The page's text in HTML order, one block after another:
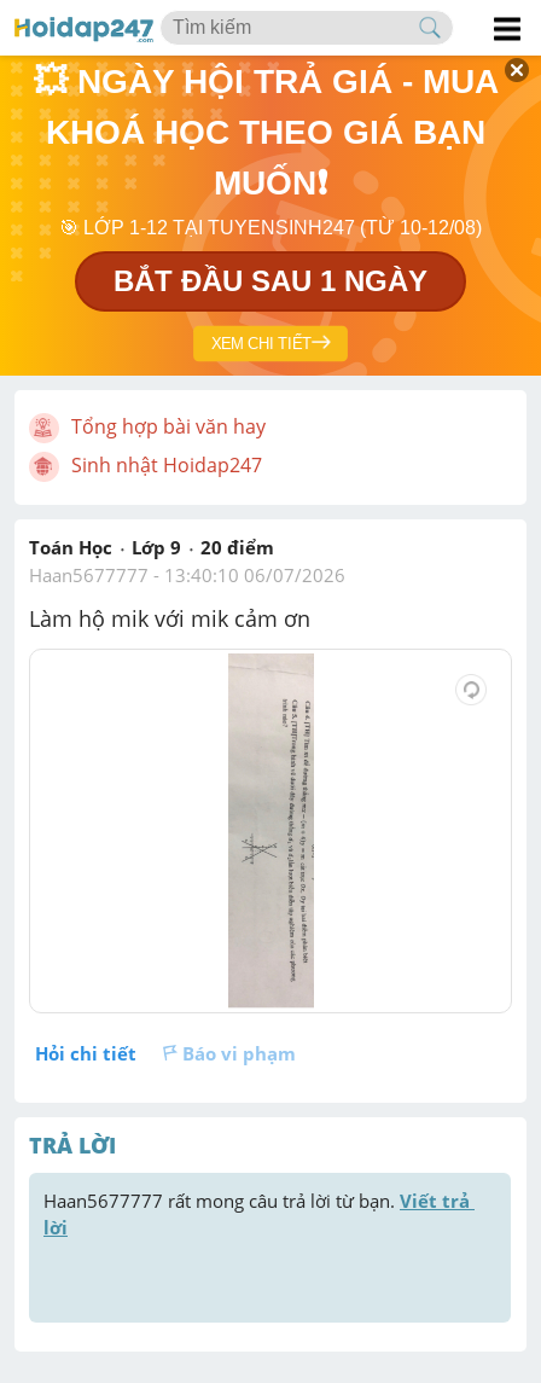
💥 NGÀY HỘI TRẢ GIÁ - MUA
KHOÁ HỌC THEO GIÁ BẠN
MUỐN❗
🎯 LỚP 1-12 TẠI TUYENSINH247 (TỪ 10-12/08)
BẮT ĐẦU SAU 1 NGÀY
XEM CHI TIẾT
Tổng hợp bài văn hay
Sinh nhật Hoidap247
Toán Học Lớp 9 20 điểm
Haan5677777 - 13:40:10 06/07/2026
Làm hộ mik với mik cảm ơn
Hỏi chi tiết Báo vi phạm
TRẢ LỜI
Haan5677777 rất mong câu trả lời từ bạn. Viết trả
lời